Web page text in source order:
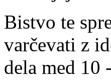
Bistvo te
varčevati z
dela med 10